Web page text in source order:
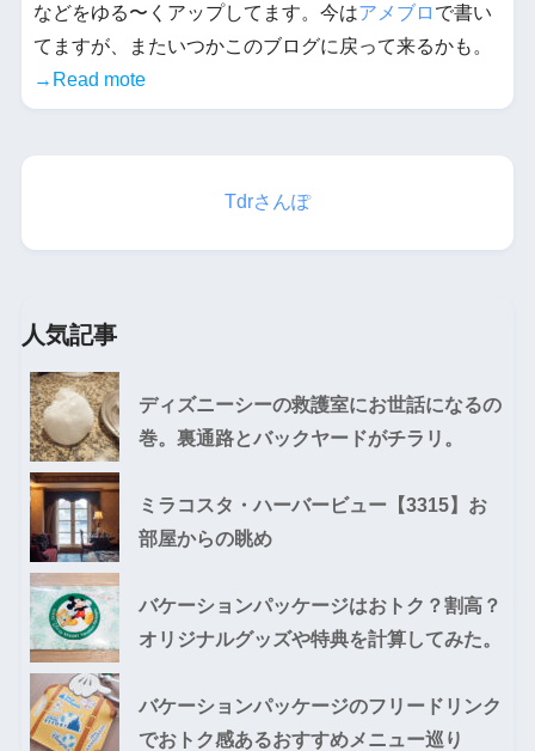
などをゆる〜くアップしてます。今はアメブロ で書い
てますが、またいつかこのブログに戻って来るかも。
→Read mote
Tdrさんぽ
人気記事
ディズニーシーの救護室にお世話になるの
巻。裏通路とバックヤードがチラリ。
ミラコスタ・ハーバービュー【3315】お
部屋からの眺め
バケーションパッケージはおトク？割高？
オリジナルグッズや特典を計算してみた。
バケーションパッケージのフリードリンク
でおトク感あるおすすめメニュー巡り